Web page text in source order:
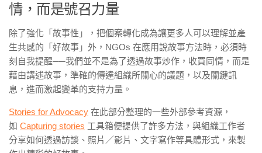
情，而是號召力量
除了強化「故事性」，把個案轉化成為讓更多人可以理解並產
生共感的「好故事」外，NGOs 在應用說故事方法時，必須時
刻自我提醒──我們並不是為了透過故事炒作，收買同情，而是
藉由講述故事，準確的傳達組織所關心的議題，以及關鍵訊
息，進而激起變革的支持力量。
Stories for Advocacy 在此部分整理的一些外部參考資源，
如 Capturing stories 工具箱便提供了許多方法，與組織工作者
分享如何透過訪談、照片／影片、文字寫作等具體形式，來製